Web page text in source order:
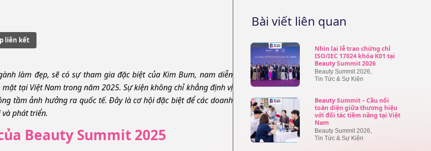
liên kết
làm đẹp, sẽ có sự tham gia đặc biệt của Kim Bum, nam diễn
tại Việt Nam trong năm 2025. Sự kiện không chỉ khẳng định vị
tầm ảnh hưởng ra quốc tế. Đây là cơ hội đặc biệt để các doanh
phát triển.
Beauty Summit 2025
Bài viết liên quan
Nhìn lại lễ trao chứng chỉ
ISO/IEC 17024 khóa K01 tại
Beauty Summit 2026
Beauty Summit 2026,
Tin Tức & Sự Kiện
Beauty Summit – Cầu nối
toàn diện giữa thương hiệu
với đối tác tiềm năng tại Việt
Nam
Beauty Summit 2026,
Tin Tức & Sự Kiện